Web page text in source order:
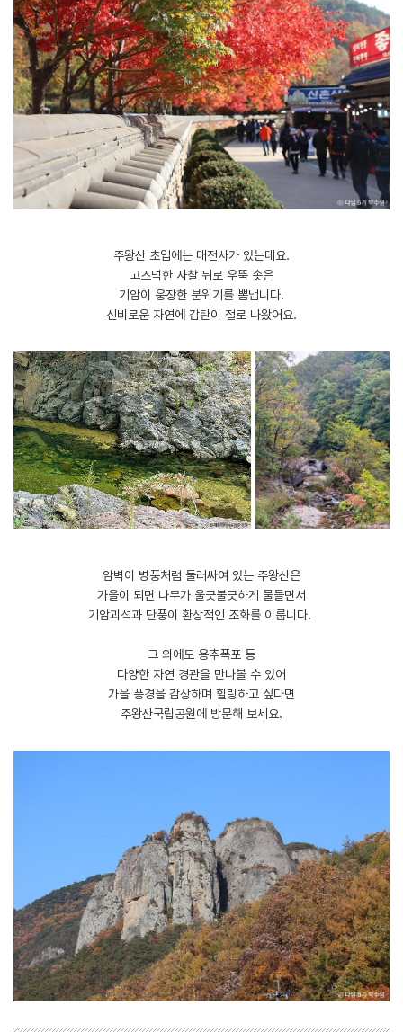
주왕산 초입에는 대전사가 있는데요.
고즈넉한 사찰 뒤로 우뚝 솟은
기암이 웅장한 분위기를 뽐냅니다.
신비로운 자연에 감탄이 절로 나왔어요.
암벽이 병풍처럼 둘러싸여 있는 주왕산은
가을이 되면 나무가 울긋불긋하게 물들면서
기암괴석과 단풍이 환상적인 조화를 이룹니다.
그 외에도 용추폭포 등
다양한 자연 경관을 만나볼 수 있어
가을 풍경을 감상하며 힐링하고 싶다면
주왕산국립공원에 방문해 보세요.